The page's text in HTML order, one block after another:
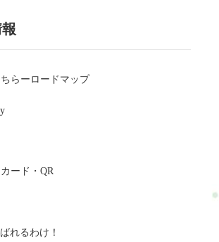
らーロードマップ
ード・QR
れるわけ！